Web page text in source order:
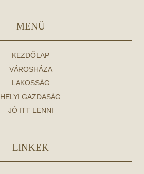
MENÜ
KEZDŐLAP
VÁROSHÁZA
LAKOSSÁG
HELYI GAZDASÁG
JÓ ITT LENNI
LINKEK